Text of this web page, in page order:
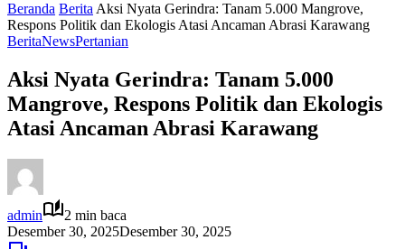
Beranda Berita Aksi Nyata Gerindra: Tanam 5.000 Mangrove,
Respons Politik dan Ekologis Atasi Ancaman Abrasi Karawang
BeritaNewsPertanian
Aksi Nyata Gerindra: Tanam 5.000
Mangrove, Respons Politik dan Ekologis
Atasi Ancaman Abrasi Karawang
admin
2 min baca
Desember 30, 2025Desember 30, 2025